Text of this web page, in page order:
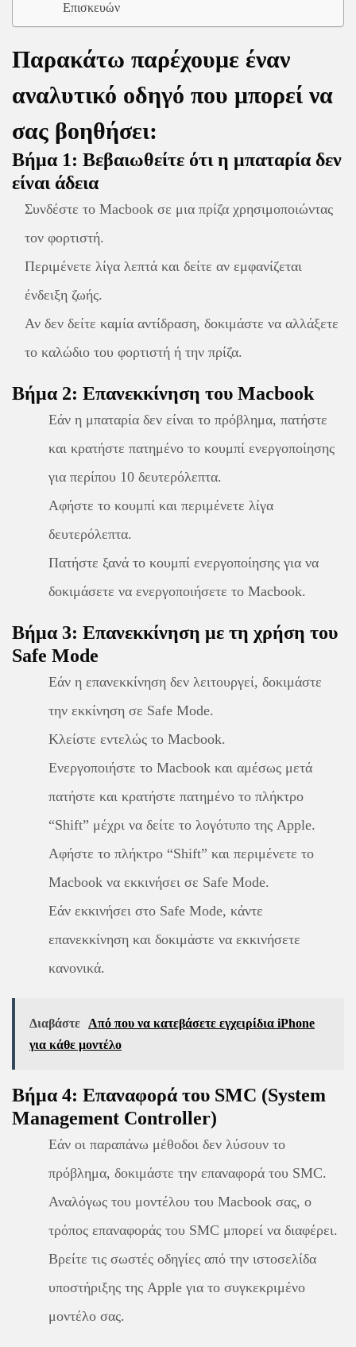
Επισκευών
Παρακάτω παρέχουμε έναν
αναλυτικό οδηγό που μπορεί να
σας βοηθήσει:
Βήμα 1: Βεβαιωθείτε ότι η μπαταρία δεν
είναι άδεια
Συνδέστε το Macbook σε μια πρίζα χρησιμοποιώντας
τον φορτιστή.
Περιμένετε λίγα λεπτά και δείτε αν εμφανίζεται
ένδειξη ζωής.
Αν δεν δείτε καμία αντίδραση, δοκιμάστε να αλλάξετε
το καλώδιο του φορτιστή ή την πρίζα.
Βήμα 2: Επανεκκίνηση του Macbook
Εάν η μπαταρία δεν είναι το πρόβλημα, πατήστε
και κρατήστε πατημένο το κουμπί ενεργοποίησης
για περίπου 10 δευτερόλεπτα.
Αφήστε το κουμπί και περιμένετε λίγα
δευτερόλεπτα.
Πατήστε ξανά το κουμπί ενεργοποίησης για να
δοκιμάσετε να ενεργοποιήσετε το Macbook.
Βήμα 3: Επανεκκίνηση με τη χρήση του
Safe Mode
Εάν η επανεκκίνηση δεν λειτουργεί, δοκιμάστε
την εκκίνηση σε Safe Mode.
Κλείστε εντελώς το Macbook.
Ενεργοποιήστε το Macbook και αμέσως μετά
πατήστε και κρατήστε πατημένο το πλήκτρο
“Shift” μέχρι να δείτε το λογότυπο της Apple.
Αφήστε το πλήκτρο “Shift” και περιμένετε το
Macbook να εκκινήσει σε Safe Mode.
Εάν εκκινήσει στο Safe Mode, κάντε
επανεκκίνηση και δοκιμάστε να εκκινήσετε
κανονικά.
Διαβάστε
Από που να κατεβάσετε εγχειρίδια iPhone
για κάθε μοντέλο
Βήμα 4: Επαναφορά του SMC (System
Management Controller)
Εάν οι παραπάνω μέθοδοι δεν λύσουν το
πρόβλημα, δοκιμάστε την επαναφορά του SMC.
Αναλόγως του μοντέλου του Macbook σας, ο
τρόπος επαναφοράς του SMC μπορεί να διαφέρει.
Βρείτε τις σωστές οδηγίες από την ιστοσελίδα
υποστήριξης της Apple για το συγκεκριμένο
μοντέλο σας.